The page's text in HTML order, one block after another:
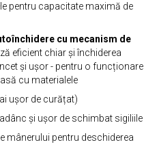
pentru capacitate maximă de
cu mecanism de
eficient chiar și închiderea
și ușor - pentru o funcționare
cu materialele
ușor de curățat)
și ușor de schimbat sigiliile
mânerului pentru deschiderea